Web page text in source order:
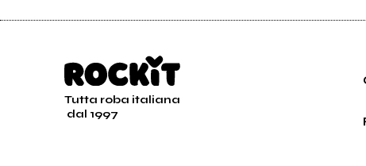
Tutta roba italiana
dal 1997